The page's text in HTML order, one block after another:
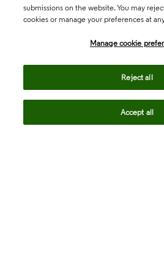
submissions on the website. You may
cookies or manage your preferences at
Manage cookie
Reject all
Accept all